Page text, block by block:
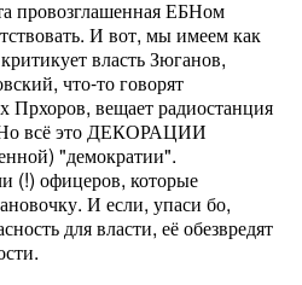
провозглашенная ЕБНом
И вот, мы имеем как
власть Зюганов,
что-то говорят
Прхоров, вещает радиостанция
всё это ДЕКОРАЦИИ
"демократии".
(!) офицеров, которые
И если, упаси бо,
для власти, её обезвредят